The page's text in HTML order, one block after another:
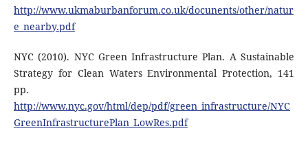
http://www.ukmaburbanforum.co.uk/docunents/other/natur
e_nearby.pdf
NYC (2010). NYC Green Infrastructure Plan. A Sustainable
Strategy for Clean Waters Environmental Protection, 141
pp.
http://www.nyc.gov/html/dep/pdf/green_infrastructure/NYC
GreenInfrastructurePlan_LowRes.pdf